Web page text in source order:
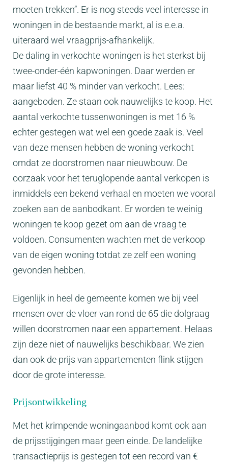
moeten trekken”. Er is nog steeds veel interesse in
woningen in de bestaande markt, al is e.e.a.
uiteraard wel vraagprijs-afhankelijk.
De daling in verkochte woningen is het sterkst bij
twee-onder-één kapwoningen. Daar werden er
maar liefst 40 % minder van verkocht. Lees:
aangeboden. Ze staan ook nauwelijks te koop. Het
aantal verkochte tussenwoningen is met 16 %
echter gestegen wat wel een goede zaak is. Veel
van deze mensen hebben de woning verkocht
omdat ze doorstromen naar nieuwbouw. De
oorzaak voor het teruglopende aantal verkopen is
inmiddels een bekend verhaal en moeten we vooral
zoeken aan de aanbodkant. Er worden te weinig
woningen te koop gezet om aan de vraag te
voldoen. Consumenten wachten met de verkoop
van de eigen woning totdat ze zelf een woning
gevonden hebben.
Eigenlijk in heel de gemeente komen we bij veel
mensen over de vloer van rond de 65 die dolgraag
willen doorstromen naar een appartement. Helaas
zijn deze niet of nauwelijks beschikbaar. We zien
dan ook de prijs van appartementen flink stijgen
door de grote interesse.
Prijsontwikkeling
Met het krimpende woningaanbod komt ook aan
de prijsstijgingen maar geen einde. De landelijke
transactieprijs is gestegen tot een record van €